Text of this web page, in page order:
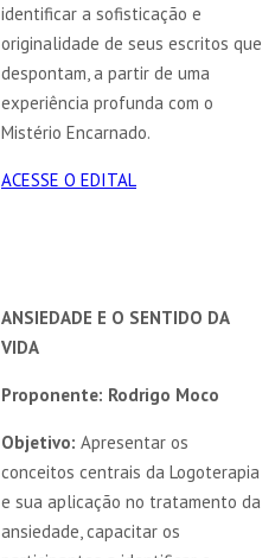
identificar a sofisticação e
originalidade de seus escritos que
despontam, a partir de uma
experiência profunda com o
Mistério Encarnado.
ACESSE O EDITAL
ANSIEDADE E O SENTIDO DA
VIDA
Proponente: Rodrigo Moco
Objetivo: Apresentar os
conceitos centrais da Logoterapia
e sua aplicação no tratamento da
ansiedade, capacitar os